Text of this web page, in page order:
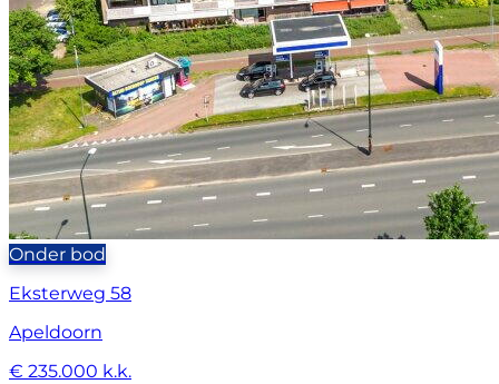
Onder bod
Eksterweg 58
Apeldoorn
€ 235.000 k.k.